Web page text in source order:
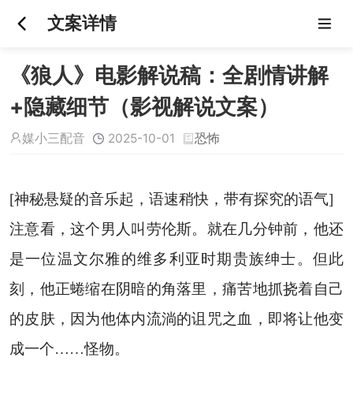
文案详情
《狼人》电影解说稿：全剧情讲解
+隐藏细节（影视解说文案）
媒小三配音 2025-10-01 恐怖
[神秘悬疑的音乐起，语速稍快，带有探究的语气]
注意看，这个男人叫劳伦斯。就在几分钟前，他还
是一位温文尔雅的维多利亚时期贵族绅士。但此
刻，他正蜷缩在阴暗的角落里，痛苦地抓挠着自己
的皮肤，因为他体内流淌的诅咒之血，即将让他变
成一个……怪物。